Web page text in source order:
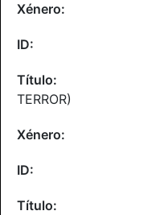
TERROR)